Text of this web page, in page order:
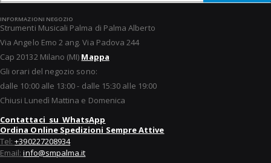
INFORMAZIONI NEGOZIO
Strumenti Musicali Palma di Palma Alberto
Via Angelo Emo 2 ang. Via Padova 244
Cap 20132 Milano (MI) Mappa
Gli orari del negozio sono:
dalle 10:00 alle 13:00 - dalle 15:30 alle 19:00
Chiusi Lunedì Mattina e Domenica
Contattaci su WhatsApp
Ordina Online Spedizioni Sempre Attive
Tel:+390227208934
Email:info@smpalma.it